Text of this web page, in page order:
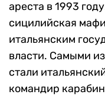
ареста в 1993
сицилийская
итальянским
власти. Самыми
стали
командир